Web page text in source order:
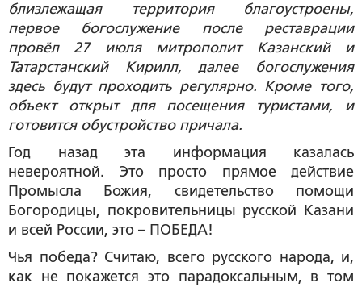
близлежащая территория благоустроены,
первое богослужение после реставрации
провёл 27 июля митрополит Казанский и
Татарстанский Кирилл, далее богослужения
здесь будут проходить регулярно. Кроме того,
объект открыт для посещения туристами, и
готовится обустройство причала.
Год назад эта информация казалась
невероятной. Это просто прямое действие
Промысла Божия, свидетельство помощи
Богородицы, покровительницы русской Казани
и всей России, это – ПОБЕДА!
Чья победа? Считаю, всего русского народа, и,
как не покажется это парадоксальным, в том